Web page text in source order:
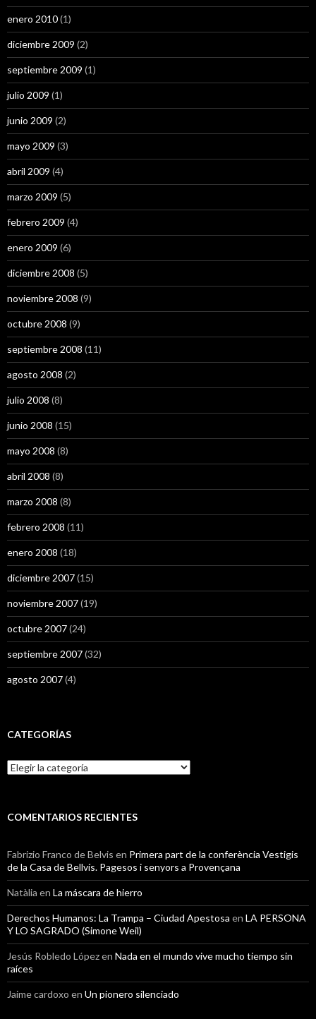
enero 2010(1)
diciembre 2009 (2)
septiembre 2009 (1)
julio 2009 (1)
junio 2009 (2)
mayo 2009 (3)
abril 2009 (4)
marzo 2009 (5)
febrero 2009 (4)
enero 2009 (6)
diciembre 2008 (5)
noviembre 2008 (9)
octubre 2008 (9)
septiembre 2008 (11)
agosto 2008 (2)
julio 2008 (8)
junio 2008 (15)
mayo 2008 (8)
abril 2008 (8)
marzo 2008 (8)
febrero 2008 (11)
enero 2008 (18)
diciembre 2007(15)
noviembre 2007(19)
octubre 2007(24)
septiembre 2007(32)
agosto 2007(4)
CATEGORÍAS
Categorías
COMENTARIOS RECIENTES
Fabrizio Franco de Belvis en Primera part de la conferència Vestigis
de la Casa de Bellvís. Pagesos i senyors a Provençana
Natàlia en La máscara de hierro
Derechos Humanos: La Trampa – Ciudad Apestosa en LA PERSONA
Y LO SAGRADO (Simone Weil)
Jesús Robledo Lópezen Nada en el mundo vive mucho tiempo sin
raíces
Jaime cardoxo en Un pionero silenciado